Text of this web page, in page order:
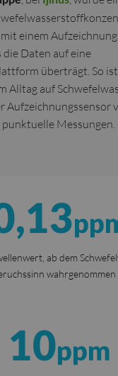
einem
Daten auf eine
überträgt. So ist
Alltag auf
Aufzeichnungssensor
Messungen.
ab dem
10ppm